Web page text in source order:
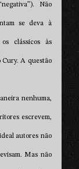
Não
se deva à
clássicos às
Cury. A questão
nenhuma,
escrevem,
autores não
Mas não